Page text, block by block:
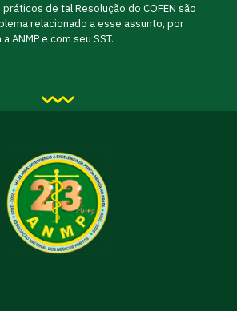
de tal Resolução do COFEN são
relacionado a esse assunto, por
ANMP e com seu SST.